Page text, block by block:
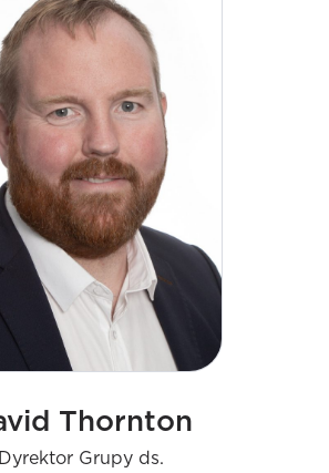
do organizacji branżowych.
Thornton
Dyrektor Grupy ds.